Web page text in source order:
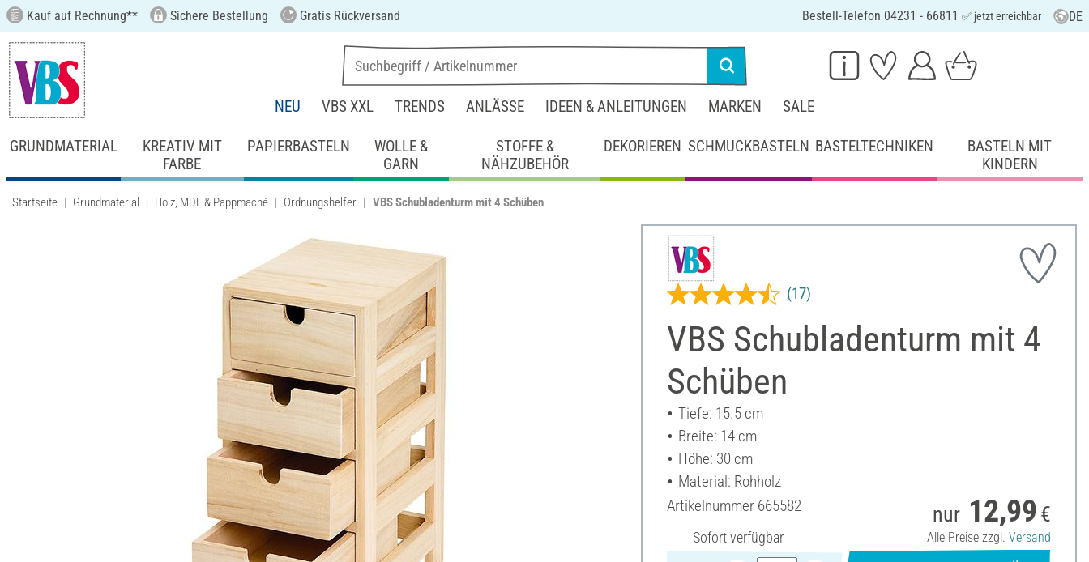
Kauf auf Rechnung** Sichere Bestellung Gratis Rückversand Bestell-Telefon 04231 - 66811 ✅ jetzt erreichbar DE
NEU VBS XXL TRENDS ANLÄSSE IDEEN & ANLEITUNGEN MARKEN SALE
GRUNDMATERIAL
KREATIV MIT
FARBE
PAPIERBASTELN
WOLLE &
GARN
STOFFE &
NÄHZUBEHÖR
DEKORIEREN SCHMUCKBASTELN BASTELTECHNIKEN
BASTELN MIT
KINDERN
Startseite Grundmaterial Holz, MDF & Pappmaché Ordnungshelfer VBS Schubladenturm mit 4 Schüben
VBS Schubladenturm mit 4
Schüben
(17)
Tiefe: 15.5 cm
Breite: 14 cm
Höhe: 30 cm
Material: Rohholz
Artikelnummer 665582
Sofort verfügbar
nur 12,99 €
Alle Preise zzgl. Versand